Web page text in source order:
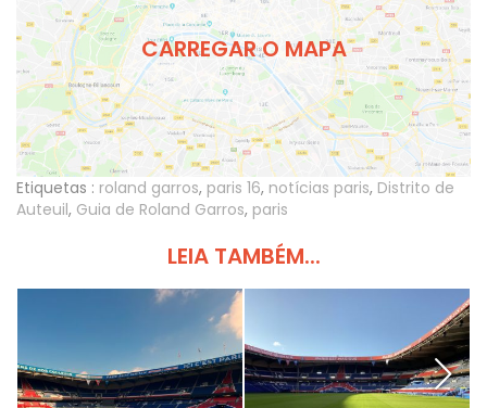
CARREGAR O MAPA
Etiquetas : roland garros, paris 16, notícias paris, Distrito de
Auteuil, Guia de Roland Garros, paris
LEIA TAMBÉM...